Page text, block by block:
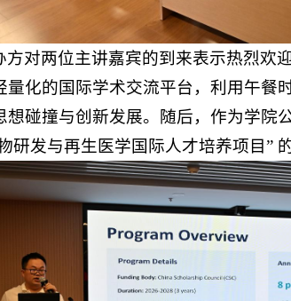
对两位主讲嘉宾的到来表示热烈欢
化的国际学术交流平台，利用午
碰撞与创新发展。随后，作为学院
发与再生医学国际人才培养项目”